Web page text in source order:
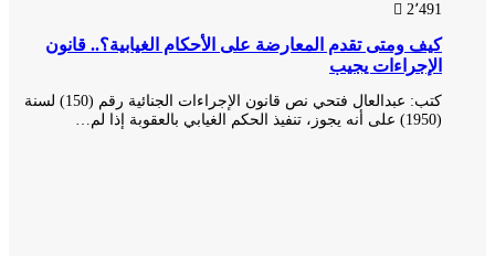
2٬491
كيف ومتى تقدم المعارضة على الأحكام الغيابية؟.. قانون
الإجراءات يجيب
كتب: عبدالعال فتحي نص قانون الإجراءات الجنائية رقم (150) لسنة